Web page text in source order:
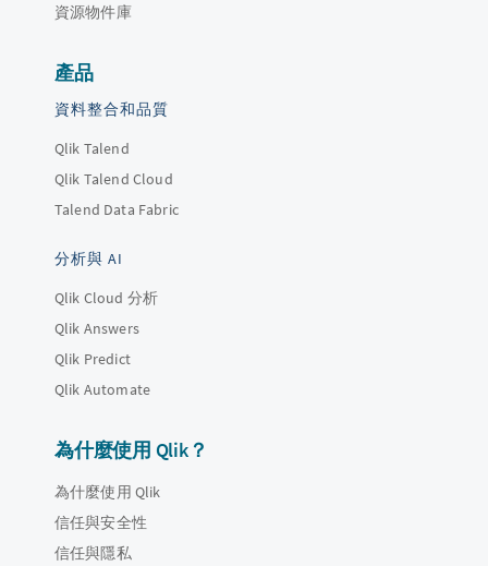
資源物件庫
產品
資料整合和品質
Qlik Talend
Qlik Talend Cloud
Talend Data Fabric
分析與 AI
Qlik Cloud 分析
Qlik Answers
Qlik Predict
Qlik Automate
為什麼使用 Qlik？
為什麼使用 Qlik
信任與安全性
信任與隱私